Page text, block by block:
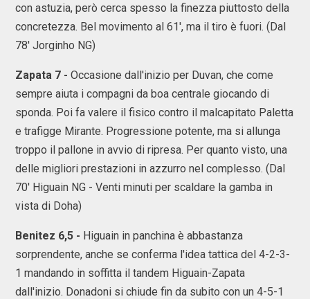
con astuzia, però cerca spesso la finezza piuttosto della
concretezza. Bel movimento al 61', ma il tiro è fuori. (Dal
78' Jorginho NG)
Zapata 7 - Occasione dall'inizio per Duvan, che come
sempre aiuta i compagni da boa centrale giocando di
sponda. Poi fa valere il fisico contro il malcapitato Paletta
e trafigge Mirante. Progressione potente, ma si allunga
troppo il pallone in avvio di ripresa. Per quanto visto, una
delle migliori prestazioni in azzurro nel complesso. (Dal
70' Higuain NG - Venti minuti per scaldare la gamba in
vista di Doha)
Benitez 6,5 - Higuain in panchina è abbastanza
sorprendente, anche se conferma l'idea tattica del 4-2-3-
1 mandando in soffitta il tandem Higuain-Zapata
dall'inizio. Donadoni si chiude fin da subito con un 4-5-1